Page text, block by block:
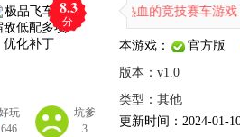
8.3
分
玩
646
坑爹
3
是一款刺激热血的竞技赛车游戏，玩
本游戏： 官方版
版本：v1.0
类型：其他
更新时间：2024-01-